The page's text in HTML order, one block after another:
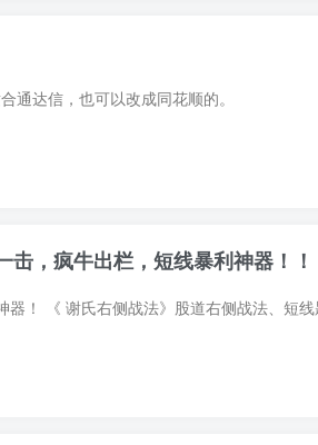
通达信，也可以改成同花顺的。
右侧战法》 全套指标解密 奋力一击，疯牛出栏，短线暴利神器！！